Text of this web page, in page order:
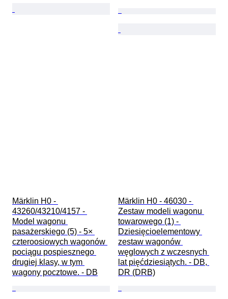
Märklin H0 -
43260/43210/4157 -
Model wagonu
pasażerskiego (5) - 5×
czteroosiowych wagonów
pociągu pospiesznego
drugiej klasy, w tym
wagony pocztowe. - DB
Märklin H0 - 46030 -
Zestaw modeli wagonu
towarowego (1) -
Dziesięcioelementowy
zestaw wagonów
węglowych z wczesnych
lat pięćdziesiątych. - DB,
DR (DRB)